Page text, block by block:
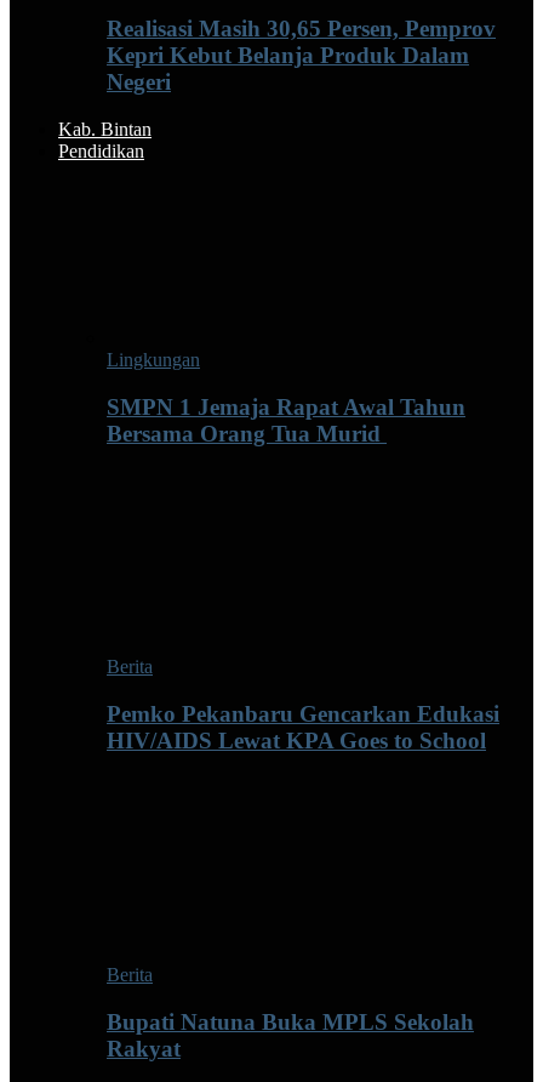
Realisasi Masih 30,65 Persen, Pemprov
Kepri Kebut Belanja Produk Dalam
Negeri
Kab. Bintan
Pendidikan
Lingkungan
SMPN 1 Jemaja Rapat Awal Tahun
Bersama Orang Tua Murid ‎
Berita
Pemko Pekanbaru Gencarkan Edukasi
HIV/AIDS Lewat KPA Goes to School
Berita
Bupati Natuna Buka MPLS Sekolah
Rakyat